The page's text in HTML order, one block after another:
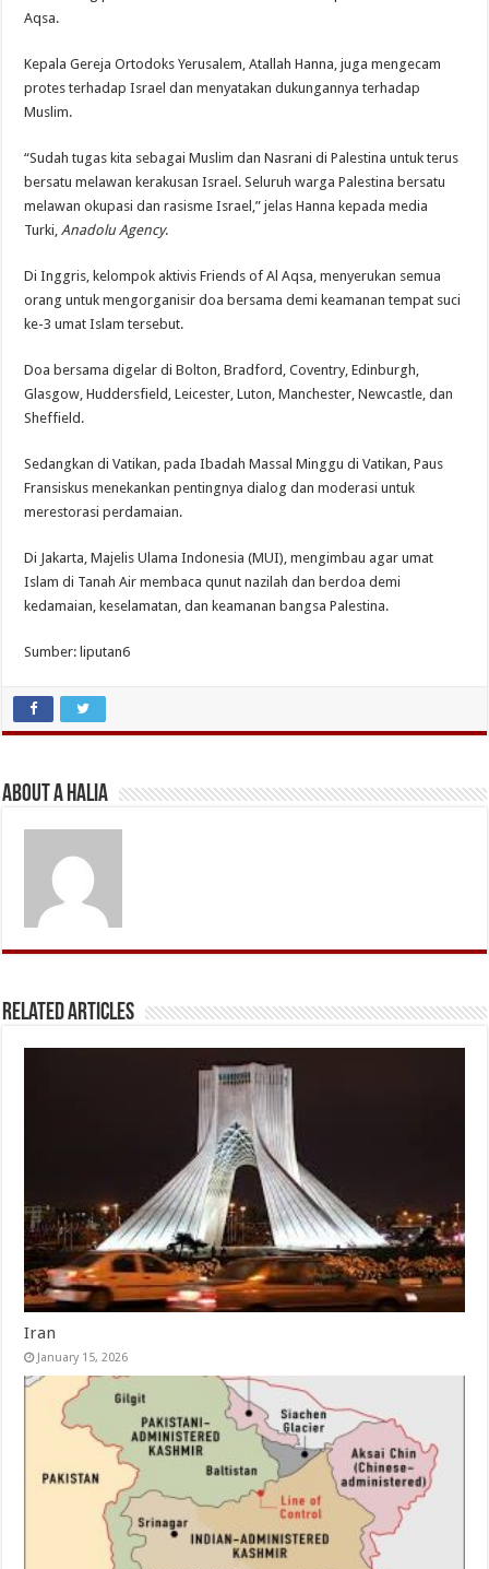
Aqsa.
Kepala Gereja Ortodoks Yerusalem, Atallah Hanna, juga mengecam
protes terhadap Israel dan menyatakan dukungannya terhadap
Muslim.
“Sudah tugas kita sebagai Muslim dan Nasrani di Palestina untuk terus
bersatu melawan kerakusan Israel. Seluruh warga Palestina bersatu
melawan okupasi dan rasisme Israel,” jelas Hanna kepada media
Turki,Anadolu Agency.
Di Inggris, kelompok aktivis Friends of Al Aqsa, menyerukan semua
orang untuk mengorganisir doa bersama demi keamanan tempat suci
ke-3 umat Islam tersebut.
Doa bersama digelar di Bolton, Bradford, Coventry, Edinburgh,
Glasgow, Huddersfield, Leicester, Luton, Manchester, Newcastle, dan
Sheffield.
Sedangkan di Vatikan, pada Ibadah Massal Minggu di Vatikan, Paus
Fransiskus menekankan pentingnya dialog dan moderasi untuk
merestorasi perdamaian.
Di Jakarta, Majelis Ulama Indonesia (MUI), mengimbau agar umat
Islam di Tanah Air membaca qunut nazilah dan berdoa demi
kedamaian, keselamatan, dan keamanan bangsa Palestina.
Sumber: liputan6
About A Halia
Related Articles
Iran
January 15, 2026